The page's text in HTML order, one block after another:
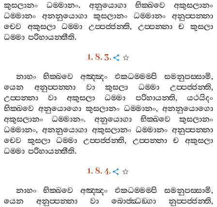
කුසලානං
ධම‍්මානං. අනුයොගා භික‍්ඛවෙ
අකුසලානං
ධම‍්මානං
අනනුයොගා කුසලානං ධම‍්මානං
අනුප‍්පන‍්නා
චෙව
අකුසලා ධම‍්මා උප‍්පජ‍්ජන‍්ති, උප‍්පන‍්නා ච
කුසලා
ධම‍්මා පරිහායන‍්තීති.
1. 8. 3.
නාහං භික‍්ඛවෙ අඤ‍්ඤං එකධම‍්මම‍්පි සමනුපස‍්සාමි,
යෙන
අනුප‍්පන‍්නා වා කුසලා ධම‍්මා උප‍්පජ‍්ජන‍්ති,
උප‍්පන‍්නා
වා අකුසලා ධම‍්මා පරිහායන‍්ති,යථයිදං
භික‍්ඛවෙ අනුයොගො කුසලානං ධම‍්මානං, අනනුයොගො
අකුසලානං
ධම‍්මානං. අනුයොගා භික‍්ඛවෙ
කුසලානං
ධම‍්මානං,අනනුයොගා අකුසලානං ධම‍්මානං අනුප‍්පන‍්නා
චෙව
කුසලා ධම‍්මා උප‍්පජ‍්ජන‍්ති, උප‍්පන‍්නා ච
අකුසලා
ධම‍්මා පරිහායන‍්තීති.
1. 8. 4.
නාහං භික‍්ඛවෙ අඤ‍්ඤං එකධම‍්මම‍්පි සමනුපස‍්සාමි,
යෙන
අනුප‍්පන‍්නා වා බොජ‍්ඣඞ‍්ගා නුප‍්පජ‍්ජන‍්ති,